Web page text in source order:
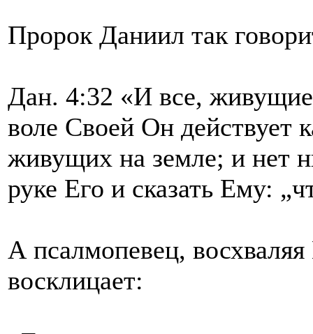
Пророк Даниил так
Дан. 4:32 «И все, живущие
воле Своей Он действует
живущих на земле; и нет
руке Его и сказать Ему:
А псалмопевец,
восклицает: